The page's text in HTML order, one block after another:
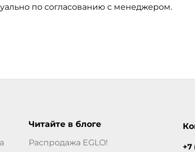
по согласованию с менеджером.
Читайте в блоге
Распродажа EGLO!
+7